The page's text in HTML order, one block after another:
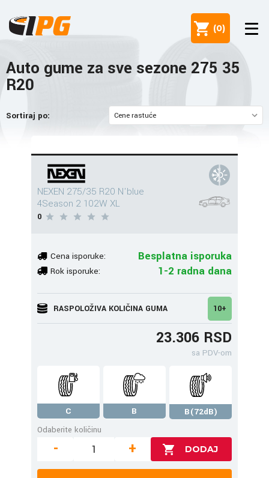
(0)
Auto gume za sve sezone 275 35
R20
Sortiraj po:
NEXEN 275/35 R20 N'blue
4Season 2 102W XL
0
Cena isporuke: Besplatna isporuka
Rok isporuke: 1-2 radna dana
RASPOLOŽIVA KOLIČINA GUMA 10+
23.306 RSD
sa PDV-om
C B
B(72dB)
Odaberite količinu
- +